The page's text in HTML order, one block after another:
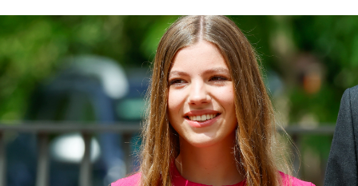
Europa Press
Publicado: 25 de mayo de 2023, 13:55